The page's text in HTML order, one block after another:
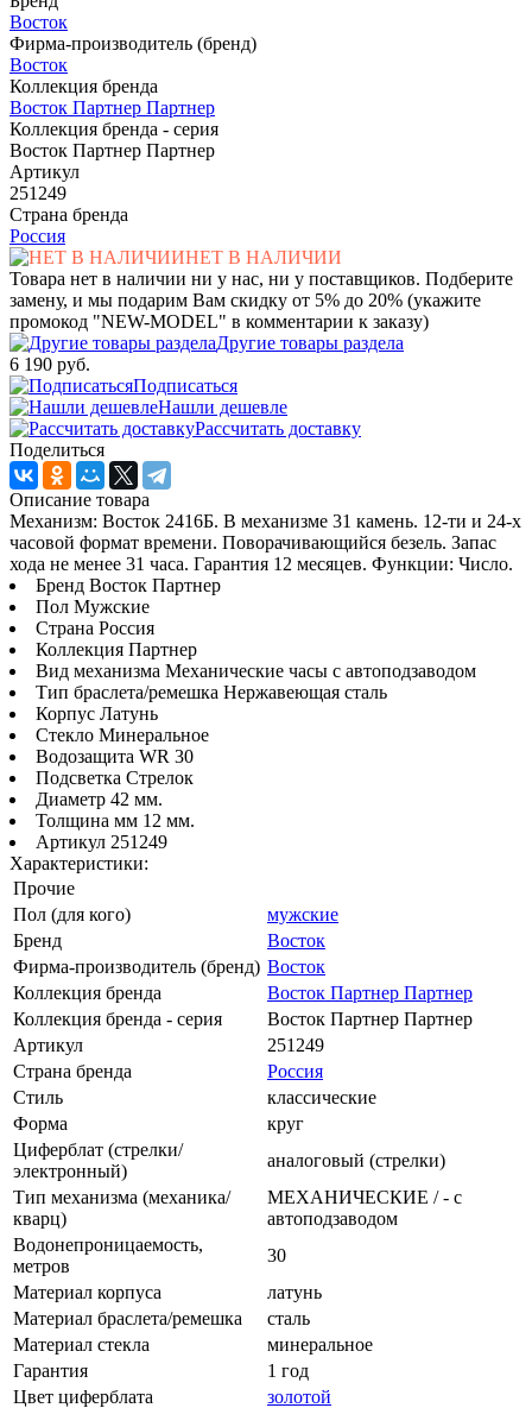
Восток
Фирма-производитель (бренд)
Восток
Коллекция бренда
Восток Партнер Партнер
Коллекция бренда - серия
Восток Партнер Партнер
Артикул
251249
Страна бренда
Россия
НЕТ В НАЛИЧИИ
Товара нет в наличии ни у нас, ни у поставщиков. Подберите
замену, и мы подарим Вам скидку от 5% до 20% (укажите
промокод "NEW-MODEL" в комментарии к заказу)
Другие товары раздела
6 190 руб.
Подписаться
Нашли дешевле
Рассчитать доставку
Поделиться
Описание товара
Механизм: Восток 2416Б. В механизме 31 камень. 12-ти и 24-х
часовой формат времени. Поворачивающийся безель. Запас
хода не менее 31 часа. Гарантия 12 месяцев. Функции: Число.
Бренд Восток Партнер
Пол Мужские
Страна Россия
Коллекция Партнер
Вид механизма Механические часы с автоподзаводом
Тип браслета/ремешка Нержавеющая сталь
Корпус Латунь
Стекло Минеральное
Водозащита WR 30
Подсветка Стрелок
Диаметр 42 мм.
Толщина мм 12 мм.
Артикул 251249
Характеристики:
Прочие
Пол (для кого)
мужские
Бренд
Восток
Фирма-производитель (бренд) Восток
Коллекция бренда
Восток Партнер Партнер
Коллекция бренда - серия
Восток Партнер Партнер
Артикул
251249
Страна бренда
Россия
Стиль
классические
Форма
круг
Циферблат (стрелки/
электронный)
аналоговый (стрелки)
Тип механизма (механика/
кварц)
МЕХАНИЧЕСКИЕ / - с
автоподзаводом
Водонепроницаемость,
метров
30
Материал корпуса
латунь
Материал браслета/ремешка
сталь
Материал стекла
минеральное
Гарантия
1 год
Цвет циферблата
золотой